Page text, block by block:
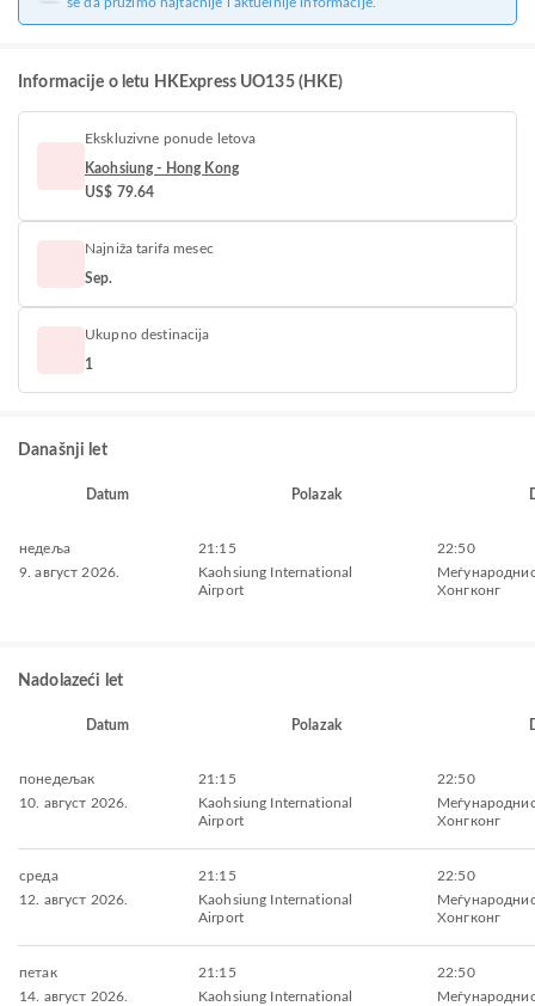
Informacije o letu HKExpress UO135 (HKE)
Ekskluzivne ponude letova
Kaohsiung - Hong Kong
US$ 79.64
Najniža tarifa mesec
Sep.
Ukupno destinacija
1
Današnji let
Datum Polazak
недеља
9. август 2026.
21:15
Kaohsiung International
Airport
22:50
Хонгконг
Nadolazeći let
Datum Polazak
понедељак
10. август 2026.
21:15
Kaohsiung International
Airport
22:50
Хонгконг
среда
12. август 2026.
21:15
Kaohsiung International
Airport
22:50
Хонгконг
петак
14. август 2026.
21:15
Kaohsiung International
22:50